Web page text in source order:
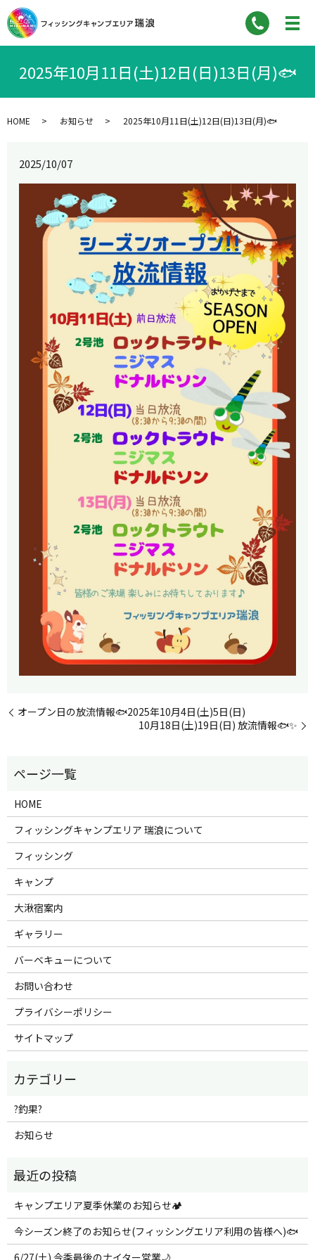
2025年10月11日(土)12日(日)13日(月)🐟
HOME お知らせ 2025年10月11日(土)12日(日)13日(月)🐟
2025/10/07
オープン日の放流情報🐟2025年10月4日(土)5日(日)
10月18日(土)19日(日) 放流情報🐟✨
HOME
フィッシングキャンプエリア 瑞浪について
フィッシング
キャンプ
大湫宿案内
ギャラリー
バーベキューについて
お問い合わせ
プライバシーポリシー
サイトマップ
?釣果?
お知らせ
キャンプエリア夏季休業のお知らせ🏕️
今シーズン終了のお知らせ(フィッシングエリア利用の皆様へ)🐟